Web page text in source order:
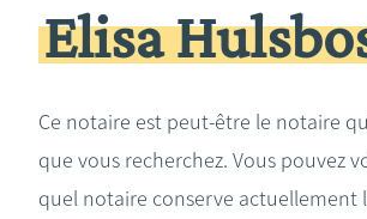
Héritage et donations
Le notaire
Elisa
Ce notaire est peut-être le notaire
que vous recherchez. Vous pouvez
quel notaire conserve actuellement